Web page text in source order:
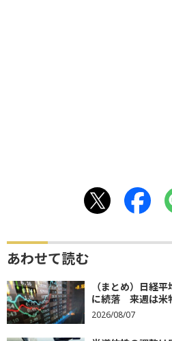
あわせて読む
（まとめ）日経
に続落 来週は米
2026/08/07